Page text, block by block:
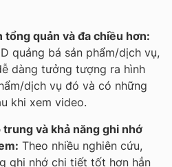
tổng quản và đa chiều hơn:
quảng bá sản phẩm/dịch vụ,
dàng tưởng tượng ra hình
dịch vụ đó và có những
khi xem video.
và khả năng ghi nhớ
Theo nhiều nghiên cứu,
ghi nhớ chi tiết tốt hơn hẳn